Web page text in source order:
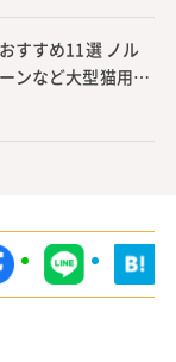
すすめ11選 ノル
ンなど大型猫用キ